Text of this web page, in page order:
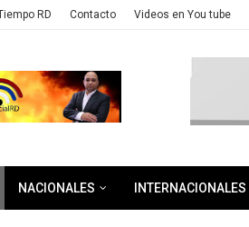
RD Contacto Videos en You tube
NACIONALES INTERNACIONALES